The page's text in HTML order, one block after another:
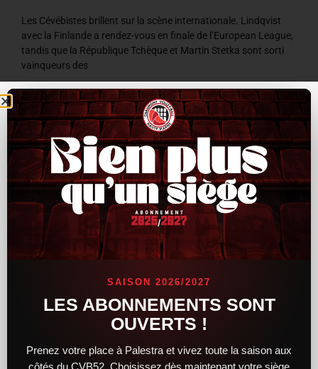
Les Cévébistes brillent sur la scène internationale. Lindqvist
avec la Finlande a rendez-vous en finale de l’European League,
tandis que la République Tchèque et Martin Stetka sont sorti
vainqueurs des
LIRE LA SUITE »
8 juillet 2026 9 h 59 min
ACTUALITÉS
SAISON 2026/2027
LES ABONNEMENTS SONT
OUVERTS !
Prenez votre place à Palestra et vivez toute la saison aux
côtés du CVB52. Choisissez dès maintenant votre siège